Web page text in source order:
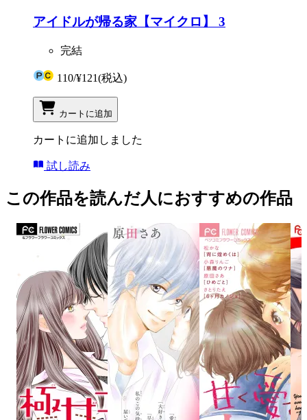
アイドルが帰る家【マイクロ】 3
完結
110/¥121(税込)
カートに追加
カートに追加しました
試し読み
この作品を読んだ人におすすめの作品